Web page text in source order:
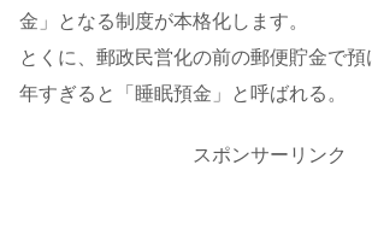
金」となる制度が本格化します。
とくに、郵政民営化の前の郵便貯金で
年すぎると「睡眠預金」と呼ばれる。
スポンサーリンク